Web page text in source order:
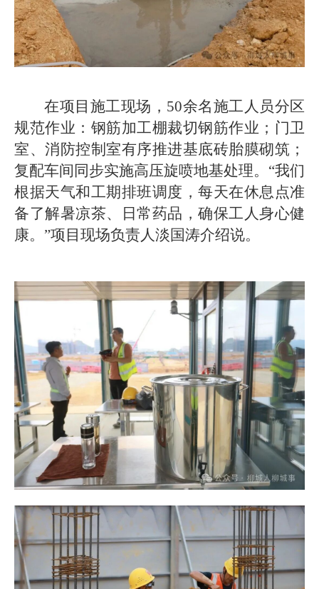
在项目施工现场，50余名施工人员分区
规范作业：钢筋加工棚裁切钢筋作业；门卫
室、消防控制室有序推进基底砖胎膜砌筑；
复配车间同步实施高压旋喷地基处理。“我们
根据天气和工期排班调度，每天在休息点准
备了解暑凉茶、日常药品，确保工人身心健
康。”项目现场负责人淡国涛介绍说。